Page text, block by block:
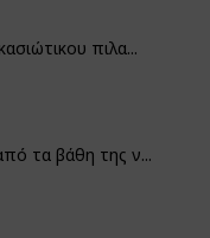
πιλα...
τα βάθη της ν...